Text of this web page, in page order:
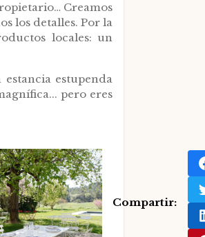
Creamos
los detalles. Por la
locales: un
estupenda
pero eres
Compartir: